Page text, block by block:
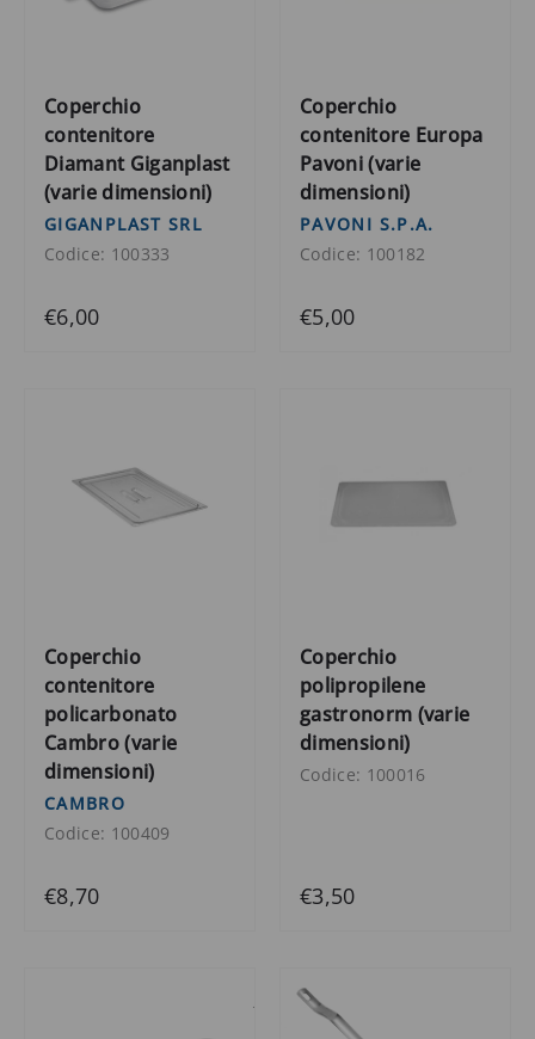
Coperchio
contenitore
Diamant Giganplast
(varie dimensioni)
GIGANPLAST SRL
Codice: 100333
€6,00
Coperchio
contenitore Europa
Pavoni (varie
dimensioni)
PAVONI S.P.A.
Codice: 100182
€5,00
Coperchio
contenitore
policarbonato
Cambro (varie
dimensioni)
CAMBRO
Codice: 100409
€8,70
Coperchio
polipropilene
gastronorm (varie
dimensioni)
Codice: 100016
€3,50